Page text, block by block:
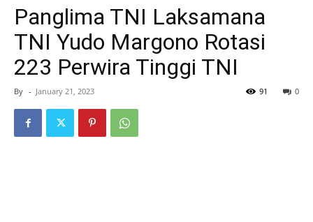
Panglima TNI Laksamana
TNI Yudo Margono Rotasi
223 Perwira Tinggi TNI
By - January 21, 2023 0
91